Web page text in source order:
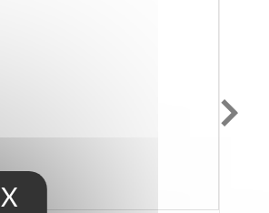
X Masquer le bandeau